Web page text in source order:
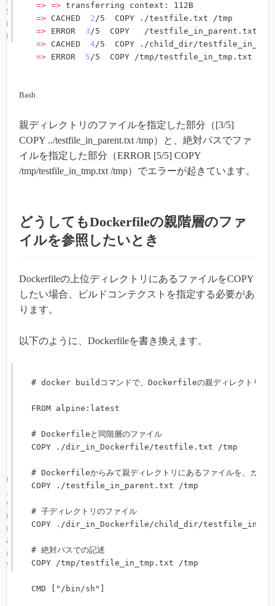
=> => transferring context: 112B
=> CACHED 2/5
COPY ./testfile.txt /tmp
=> ERROR 3/5 COPY
/testfile_in_parent.txt /
=> CACHED 4/5
COPY ./child_dir/
=> ERROR 5/5 COPY /tmp/testfile_in_tmp.txt /
Bash
親ディレクトリのファイルを指定した部分（[3/5]
COPY ../testfile_in_parent.txt /tmp）と、絶対パスでファ
イルを指定した部分（ERROR [5/5] COPY
/tmp/testfile_in_tmp.txt /tmp）でエラーが起きています。
どうしてもDockerfileの親階層のファ
イルを参照したいとき
Dockerfileの上位ディレクトリにあるファイルをCOPY
したい場合、ビルドコンテクストを指定する必要があ
ります。
以下のように、Dockerfileを書き換えます。
# docker buildコマンドで、Dockerfileの親ディレクトリをコ
FROM alpine:latest
# Dockerfileと同階層のファイル
COPY ./dir_in_Dockerfile/testfile.txt /tmp
# Dockerfileからみて親ディレクトリにあるファイルを、カレン
COPY ./testfile_in_parent.txt /tmp
# 子ディレクトリのファイル
COPY ./dir_in_Dockerfile/child_dir/
# 絶対パスでの記述
COPY /tmp/testfile_in_tmp.txt /tmp
CMD ["/bin/sh"]